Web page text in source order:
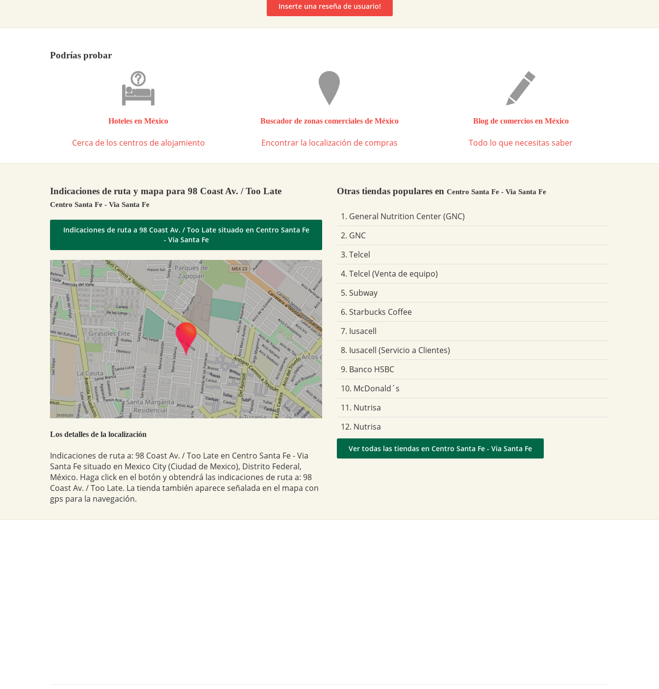
Inserte una reseña de usuario!
Podrías probar
Hoteles en México
Cerca de los centros de alojamiento
Buscador de zonas comerciales de México
Encontrar la localización de compras
Blog de comercios en México
Todo lo que necesitas saber
Indicaciones de ruta y mapa para 98 Coast Av. / Too Late
Centro Santa Fe - Via Santa Fe
Indicaciones de ruta a 98 Coast Av. / Too Late situado en Centro Santa Fe
- Via Santa Fe
Los detalles de la localización
Indicaciones de ruta a: 98 Coast Av. / Too Late en Centro Santa Fe - Via
Santa Fe situado en Mexico City (Ciudad de Mexico), Distrito Federal,
México. Haga click en el botón y obtendrá las indicaciones de ruta a: 98
Coast Av. / Too Late. La tienda también aparece señalada en el mapa con
gps para la navegación.
Otras tiendas populares en Centro Santa Fe - Via Santa Fe
1. General Nutrition Center (GNC)
2. GNC
3. Telcel
4. Telcel (Venta de equipo)
5. Subway
6. Starbucks Coffee
7. Iusacell
8. Iusacell (Servicio a Clientes)
9. Banco HSBC
10. McDonald´s
11. Nutrisa
12. Nutrisa
Ver todas las tiendas en Centro Santa Fe - Via Santa Fe